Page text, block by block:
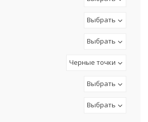
Выбрать
Выбрать
Черные точки
Выбрать
Выбрать